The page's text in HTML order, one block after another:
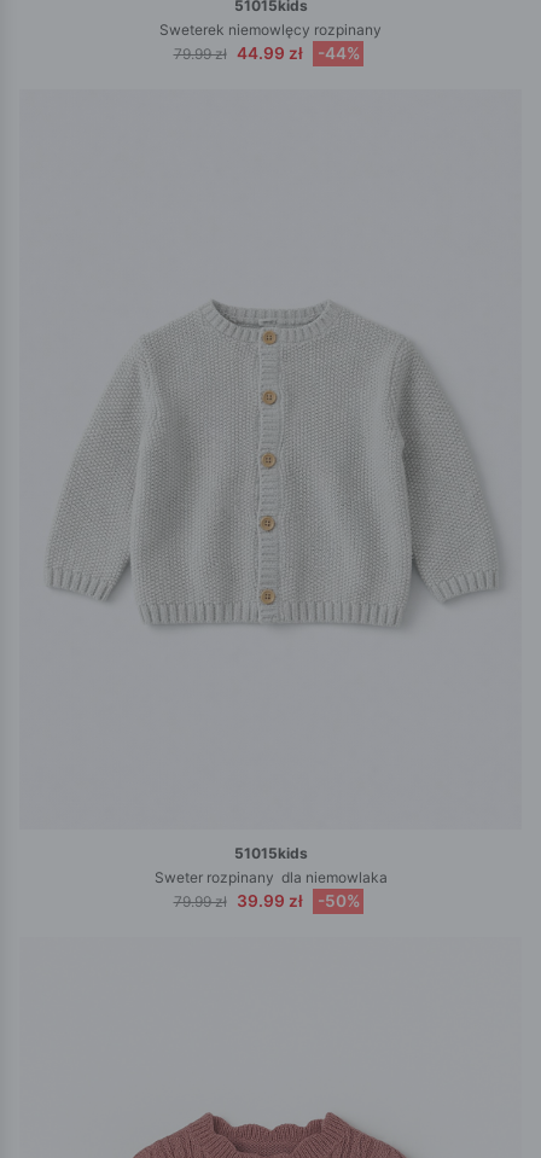
51015kids
Sweterek niemowlęcy rozpinany
79.99 zł 44.99 zł -44%
51015kids
Sweter rozpinany dla niemowlaka
79.99 zł
39.99 zł -50%